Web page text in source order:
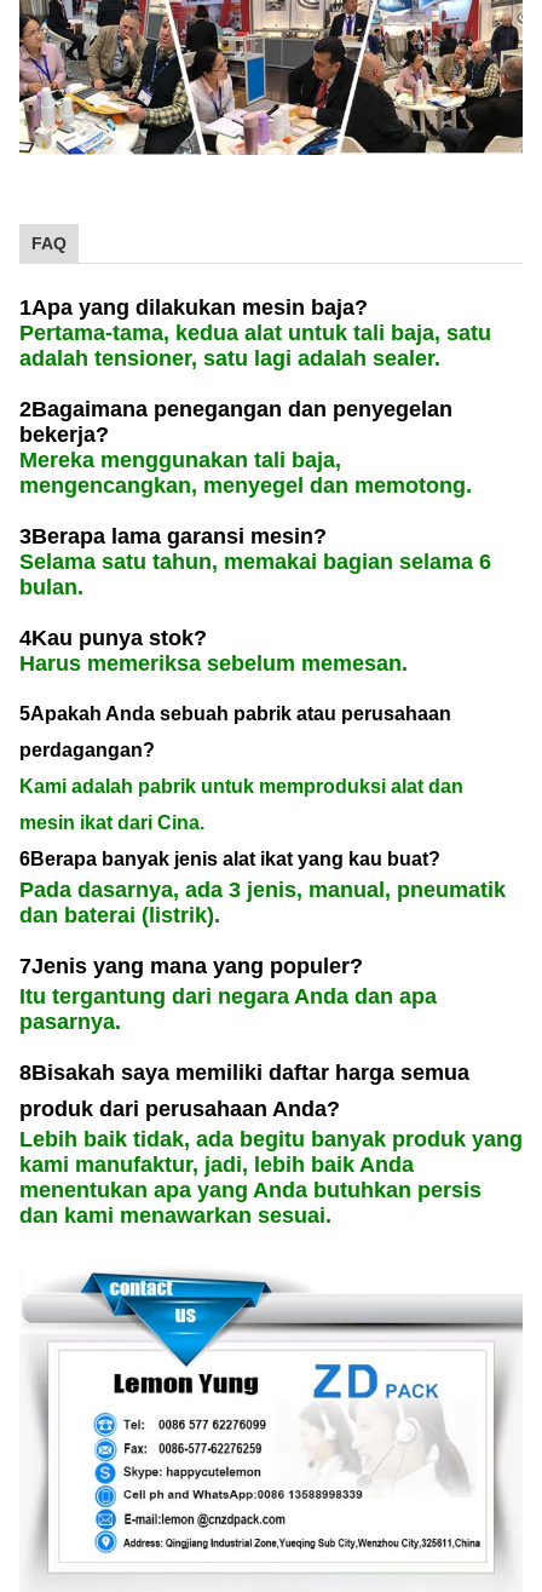
FAQ
1Apa yang dilakukan mesin baja?
Pertama-tama, kedua alat untuk tali baja, satu
adalah tensioner, satu lagi adalah sealer.
2Bagaimana penegangan dan penyegelan
bekerja?
Mereka menggunakan tali baja,
mengencangkan, menyegel dan memotong.
3Berapa lama garansi mesin?
Selama satu tahun, memakai bagian selama 6
bulan.
4Kau punya stok?
Harus memeriksa sebelum memesan.
5Apakah Anda sebuah pabrik atau perusahaan
perdagangan?
Kami adalah pabrik untuk memproduksi alat dan
mesin ikat dari Cina.
6Berapa banyak jenis alat ikat yang kau buat?
Pada dasarnya, ada 3 jenis, manual, pneumatik
dan baterai (listrik).
7Jenis yang mana yang populer?
Itu tergantung dari negara Anda dan apa
pasarnya.
8Bisakah saya memiliki daftar harga semua
produk dari perusahaan Anda?
Lebih baik tidak, ada begitu banyak produk yang
kami manufaktur, jadi, lebih baik Anda
menentukan apa yang Anda butuhkan persis
dan kami menawarkan sesuai.